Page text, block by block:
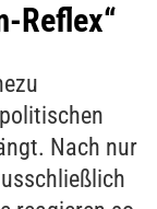
Reflex“
Nach nur